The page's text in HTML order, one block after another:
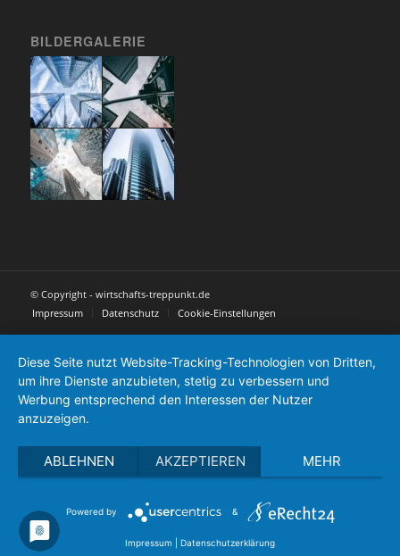
BILDERGALERIE
© Copyright - wirtschafts-treppunkt.de
Impressum
Datenschutz Cookie-Einstellungen
Diese Seite nutzt Website-Tracking-Technologien von Dritten,
um ihre Dienste anzubieten, stetig zu verbessern und
Werbung entsprechend den Interessen der Nutzer
anzuzeigen.
ABLEHNEN AKZEPTIEREN MEHR
Powered by &
Impressum Datenschutzerklärung